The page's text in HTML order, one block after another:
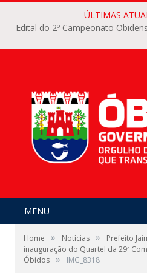
ÚLTIMAS
Edital do 2º Campeonato
MENU
Home » Notícias »
Prefeito
inauguração do Quartel da 29ª
Óbidos » IMG_8318